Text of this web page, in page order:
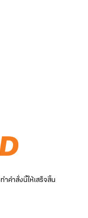
คำสั่งนี้ให้เสร็จสิ้น